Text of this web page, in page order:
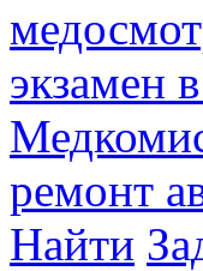
экзамен
ремонт
Найти